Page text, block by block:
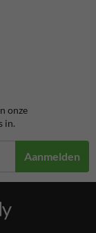
onze
in.
Aanmelden